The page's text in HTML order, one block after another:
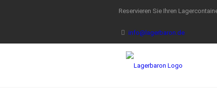
Reservieren Sie Ihren
info@lagerbaron.de